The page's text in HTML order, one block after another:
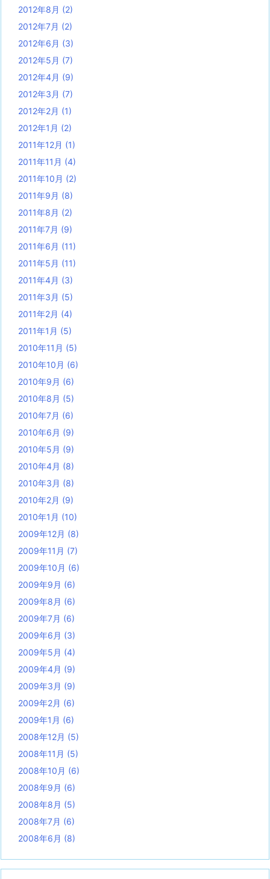
2012年8月 (2)
2012年7月 (2)
2012年6月 (3)
2012年5月 (7)
2012年4月 (9)
2012年3月 (7)
2012年2月 (1)
2012年1月 (2)
2011年12月 (1)
2011年11月 (4)
2011年10月 (2)
2011年9月 (8)
2011年8月 (2)
2011年7月 (9)
2011年6月 (11)
2011年5月 (11)
2011年4月 (3)
2011年3月 (5)
2011年2月 (4)
2011年1月 (5)
2010年11月 (5)
2010年10月 (6)
2010年9月 (6)
2010年8月 (5)
2010年7月 (6)
2010年6月 (9)
2010年5月 (9)
2010年4月 (8)
2010年3月 (8)
2010年2月 (9)
2010年1月 (10)
2009年12月 (8)
2009年11月 (7)
2009年10月 (6)
2009年9月 (6)
2009年8月 (6)
2009年7月 (6)
2009年6月 (3)
2009年5月 (4)
2009年4月 (9)
2009年3月 (9)
2009年2月 (6)
2009年1月 (6)
2008年12月 (5)
2008年11月 (5)
2008年10月 (6)
2008年9月 (6)
2008年8月 (5)
2008年7月 (6)
2008年6月 (8)